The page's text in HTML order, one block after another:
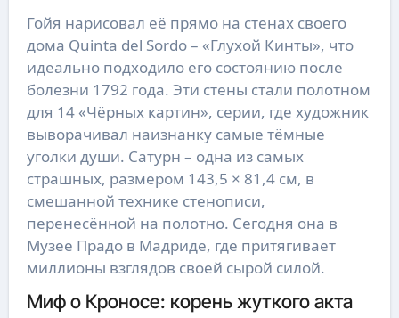
Гойя нарисовал её прямо на стенах своего
дома Quinta del Sordo – «Глухой Кинты», что
идеально подходило его состоянию после
болезни 1792 года. Эти стены стали полотном
для 14 «Чёрных картин», серии, где художник
выворачивал наизнанку самые тёмные
уголки души. Сатурн – одна из самых
страшных, размером 143,5 × 81,4 см, в
смешанной технике стенописи,
перенесённой на полотно. Сегодня она в
Музее Прадо в Мадриде, где притягивает
миллионы взглядов своей сырой силой.
Миф о Кроносе: корень жуткого акта